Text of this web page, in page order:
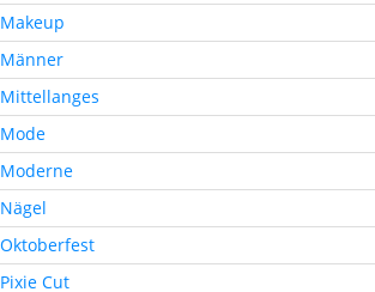
Makeup
Männer
Mittellanges
Mode
Moderne
Nägel
Oktoberfest
Pixie Cut